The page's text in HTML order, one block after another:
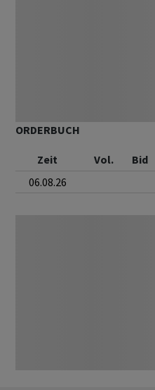
ORDERBUCH
Zeit Vol. Bid
06.08.26